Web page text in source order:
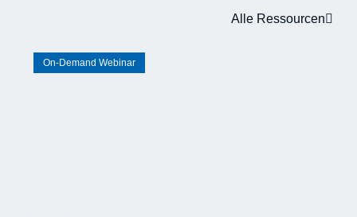
Alle Ressourcen
On-Demand Webinar